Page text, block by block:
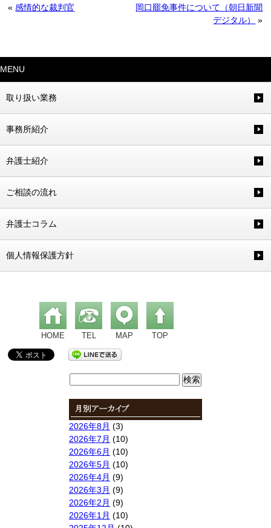
«感情的な裁判官
岡口罷免事件について（朝日新聞
デジタル）
»
MENU
取り扱い業務
事務所紹介
弁護士紹介
ご相談の流れ
弁護士コラム
個人情報保護方針
HOME TEL MAP TOP
2026年8月 (3)
2026年7月 (10)
2026年6月 (10)
2026年5月 (10)
2026年4月 (9)
2026年3月 (9)
2026年2月 (9)
2026年1月 (10)